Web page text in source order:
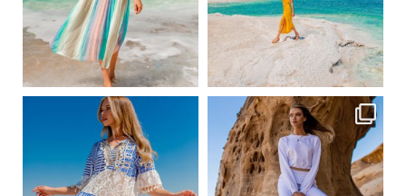
Сер 31 Сер 31
ebutikpl ebutikpl